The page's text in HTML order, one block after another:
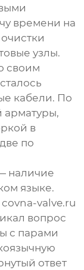
времени на
узлы.
своим
кабели. По
арматуры,
в
по
наличие
языке.
valve.ru
вопрос
с парами
ответ